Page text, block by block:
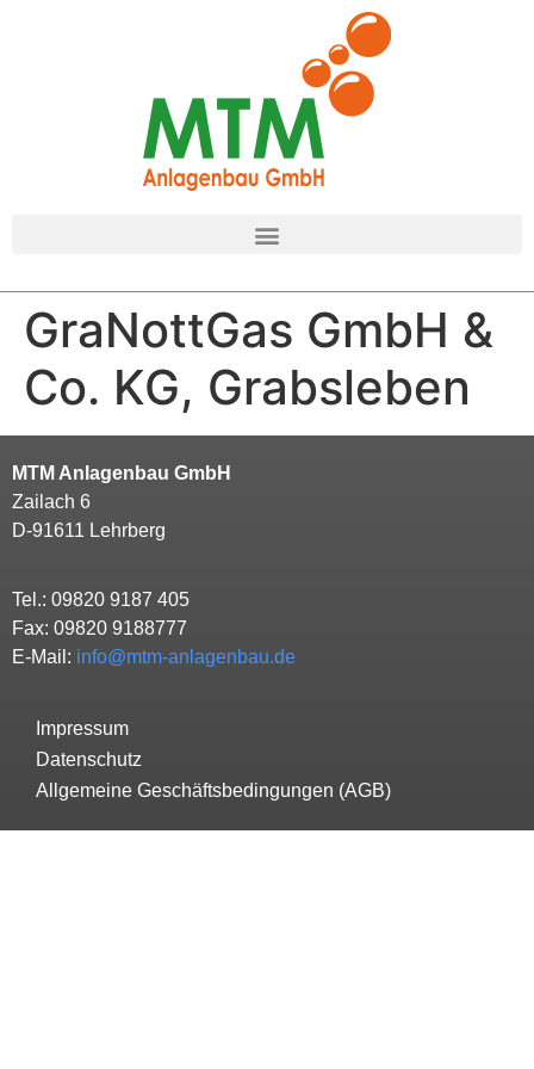
GraNottGas GmbH &
Co. KG, Grabsleben
MTM Anlagenbau GmbH
Zailach 6
D-91611 Lehrberg
Tel.: 09820 9187 405
Fax: 09820 9188777
E-Mail: info@mtm-anlagenbau.de
Impressum
Datenschutz
Allgemeine Geschäftsbedingungen (AGB)